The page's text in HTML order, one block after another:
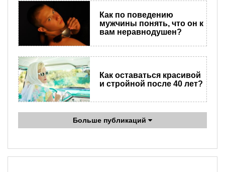
Как по поведению
мужчины понять, что он к
вам неравнодушен?
Как оставаться красивой
и стройной после 40 лет?
Больше публикаций